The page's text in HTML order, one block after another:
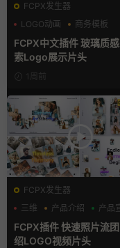
FCPX发生器
LOGO动画
商务模板
支持Intel+M芯片
FCPX中文插件 玻璃质
索Logo展示片头
1周前
FCPX发生器
三维
产品介绍 产品
FCPX插件 快速照片流
绍LOGO视频片头